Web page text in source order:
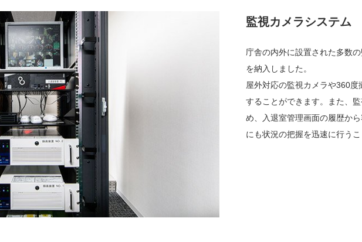
監視カメラシステム
庁舎の内外に設置された多数
を納入しました。
屋外対応の監視カメラや360
することができます。また、
め、入退室管理画面の履歴か
にも状況の把握を迅速に行う